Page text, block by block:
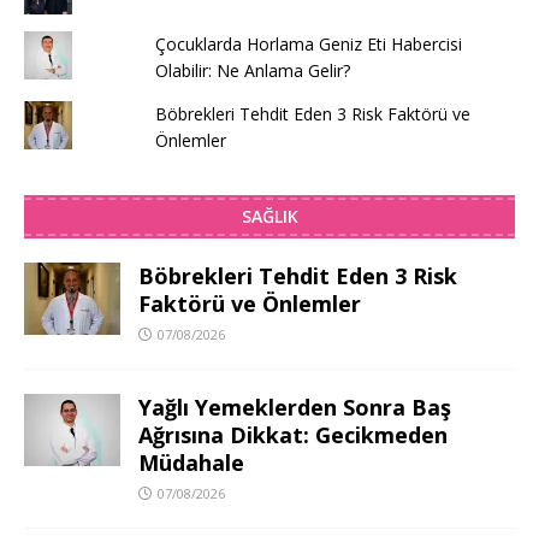
Çocuklarda Horlama Geniz Eti Habercisi
Olabilir: Ne Anlama Gelir?
Böbrekleri Tehdit Eden 3 Risk Faktörü ve
Önlemler
SAĞLIK
Böbrekleri Tehdit Eden 3 Risk
Faktörü ve Önlemler
07/08/2026
Yağlı Yemeklerden Sonra Baş
Ağrısına Dikkat: Gecikmeden
Müdahale
07/08/2026